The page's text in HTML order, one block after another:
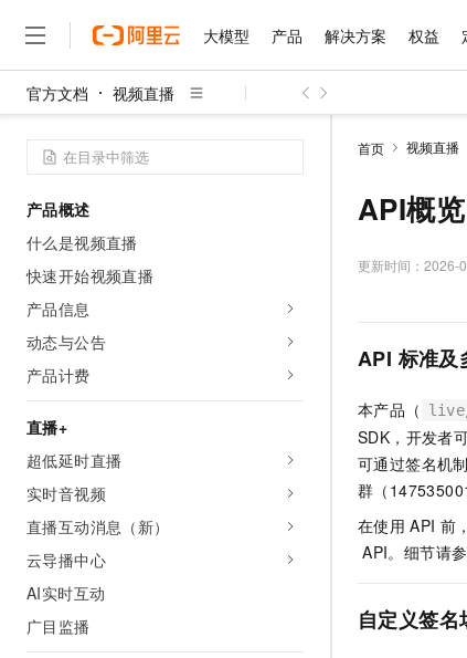
大模型 产品 解决方案 权益
官方文档 视频直播
产品概述
什么是视频直播
快速开始视频直播
产品信息
动态与公告
产品计费
直播+
超低延时直播
实时音视频
直播互动消息（新）
云导播中心
AI实时互动
广目监播
首页 视频直播
API概览
更新时间： 2026-
API 标准及
本产品（
SDK，开发者
可通过签名机
群（
在使用 API 前
API。细节请
自定义签名
大模型
千问AI平台
智能体时代全能旗舰
Qwen3.7-Plus
能看、能想、能动手
Qwen3-VL-Plus
产品
精选产品
计算
容器
存储
网络与CDN
安全
中间件
精选产品
大模型服务与应用平台
多元化、高性能、安
云解析DNS
云原生大数据计算
面向分析的企业级
解决方案
精选解决方案
互联网应用开发
大数据
现代化应用
安全
网络
可观测
上云与迁云
精选解决方案
企业级Agent产品，直
快速拥有专属
权益 普惠上云
云服务器38元/年起，
推荐新用户得奖励，
免费试用
解决方案免费试用
最高领取价值200元
1亿+ 大模型 tokens
产品新客免费试用，
定价 产品定价
了解云产品的定价详情
云上成本管理
管理和优化成本
云市场 精选商城
多端小程序
Tuya 物联网平台阿
蓝凌 OA
电子合同
畅捷通
Tableau 订阅
AI空中课堂在线直
生态解决方案
伙伴 成为销售伙伴
咨询伙伴
销售伙伴合作计
Salesforce On
AI 大模型销售与服
服务 售前咨询
自助服务
工单服务
短信专区
了解阿里云 为什么选择阿里
技术领先
研究报告与白皮书
天池大赛
AI 算法大赛
云开发大赛
入门学习赛